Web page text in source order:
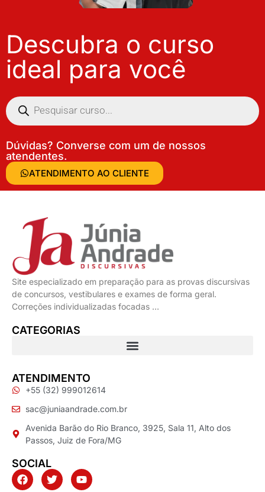
Descubra o curso
ideal para você
Dúvidas? Converse com um de nossos
atendentes.
ATENDIMENTO AO CLIENTE
Site especializado em preparação para as provas discursivas
de concursos, vestibulares e exames de forma geral.
Correções individualizadas focadas …
CATEGORIAS
ATENDIMENTO
+55 (32) 999012614
sac@juniaandrade.com.br
Avenida Barão do Rio Branco, 3925, Sala 11, Alto dos
Passos, Juiz de Fora/MG
SOCIAL